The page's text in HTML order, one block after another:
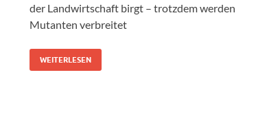
der Landwirtschaft birgt – trotzdem werden
Mutanten verbreitet
WEITERLESEN